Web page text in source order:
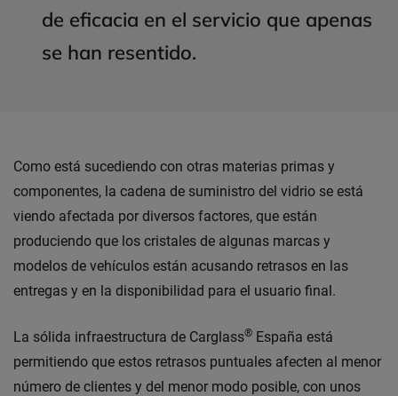
de eficacia en el servicio que apenas
se han resentido.
Como está sucediendo con otras materias primas y
componentes, la cadena de suministro del vidrio se está
viendo afectada por diversos factores, que están
produciendo que los cristales de algunas marcas y
modelos de vehículos están acusando retrasos en las
entregas y en la disponibilidad para el usuario final.
La sólida infraestructura de Carglass® España está
permitiendo que estos retrasos puntuales afecten al menor
número de clientes y del menor modo posible, con unos